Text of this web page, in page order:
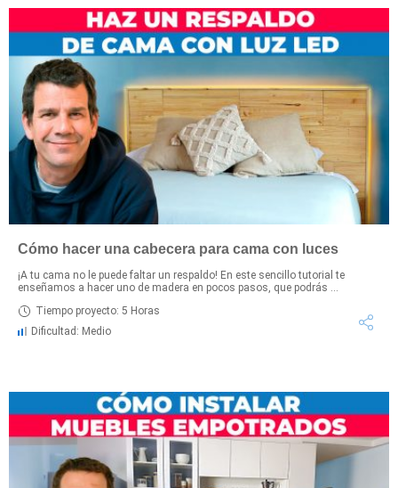
Cómo hacer una cabecera para cama con luces
¡A tu cama no le puede faltar un respaldo! En este sencillo tutorial te
enseñamos a hacer uno de madera en pocos pasos, que podrás ...
Tiempo proyecto: 5 Horas
Dificultad: Medio